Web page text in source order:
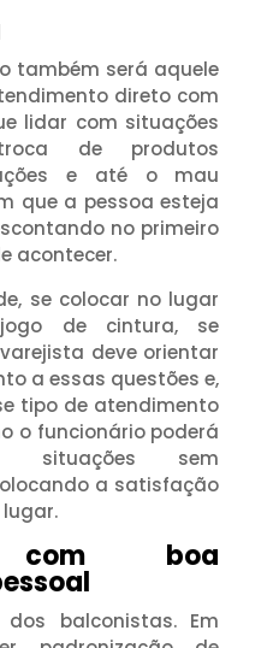
também será aquele
direto com
lidar com situações
de produtos
e até o mau
que a pessoa esteja
no primeiro
acontecer.
se colocar no lugar
de cintura, se
deve orientar
a essas questões e,
tipo de atendimento
o funcionário poderá
sem
a satisfação
com boa
balconistas. Em